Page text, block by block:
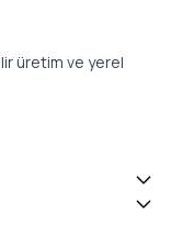
üretim ve yerel